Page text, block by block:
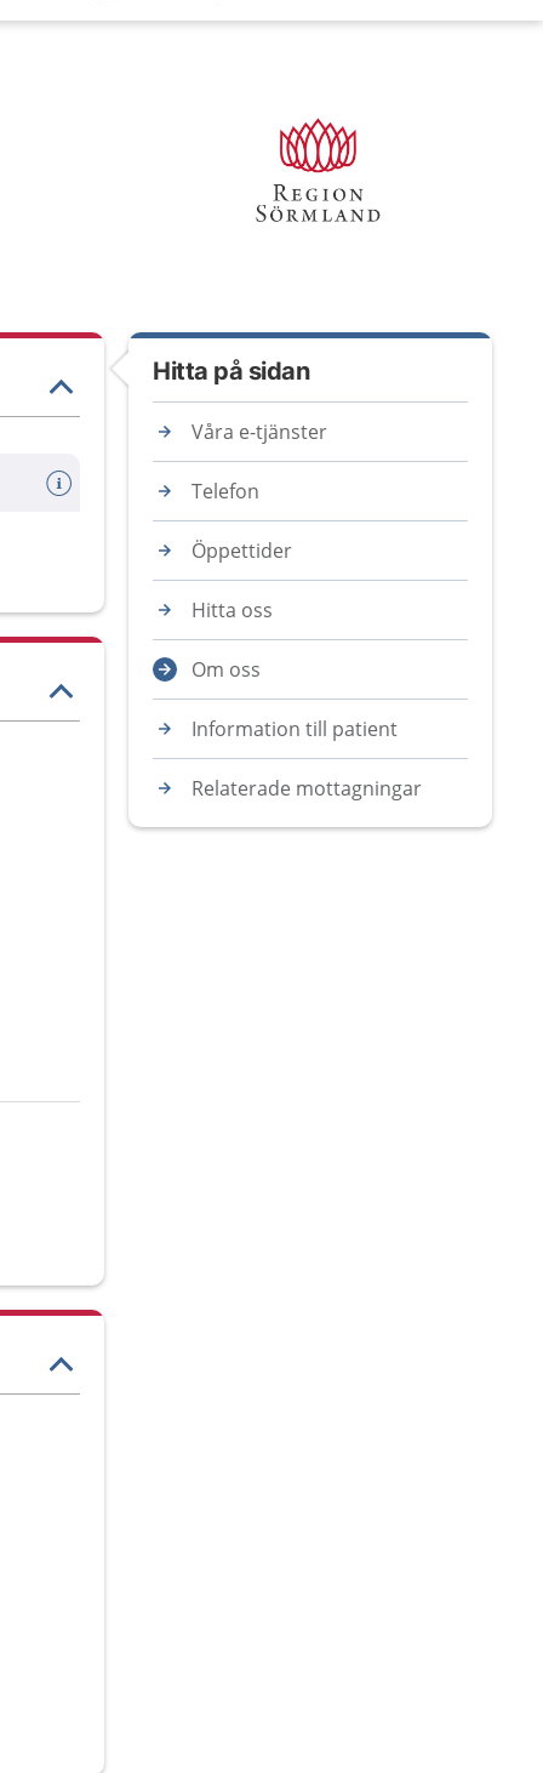
Hitta på sidan
Våra e-tjänster
Telefon
Öppettider
Hitta oss
Om oss
Information till patient
Relaterade mottagningar